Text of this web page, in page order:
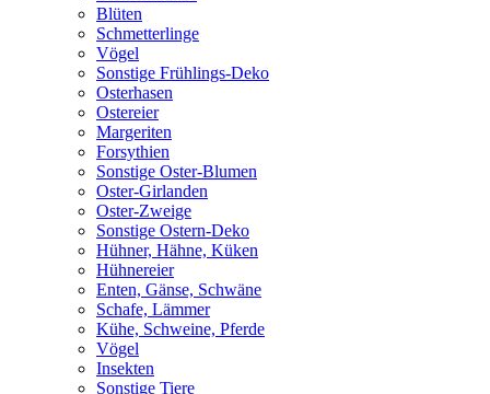
Blüten
Schmetterlinge
Vögel
Sonstige Frühlings-Deko
Osterhasen
Ostereier
Margeriten
Forsythien
Sonstige Oster-Blumen
Oster-Girlanden
Oster-Zweige
Sonstige Ostern-Deko
Hühner, Hähne, Küken
Hühnereier
Enten, Gänse, Schwäne
Schafe, Lämmer
Kühe, Schweine, Pferde
Vögel
Insekten
Sonstige Tiere